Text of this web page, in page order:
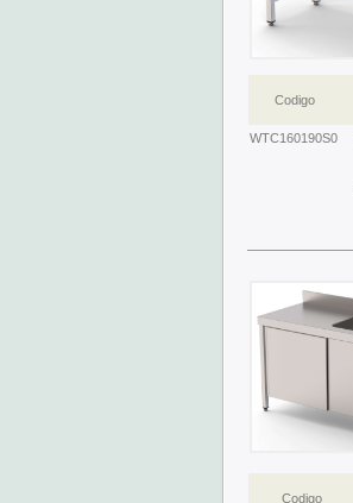
Codigo
WTC160190S0
Codigo